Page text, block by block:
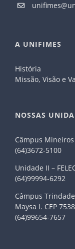
A UNIFIMES
História
Missão, Visão e
NOSSAS
Câmpus Mineiros
(64)3672-5100
Unidade II –
(64)99994-6292
Câmpus
Maysa I. CEP
(64)99654-7657